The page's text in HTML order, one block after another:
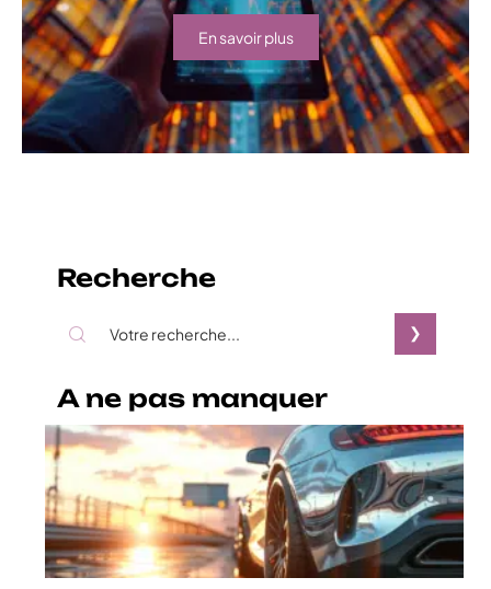
En savoir plus
Recherche
A ne pas manquer